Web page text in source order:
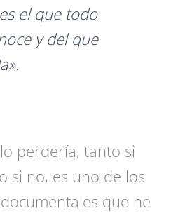
el que todo
y del que
perdería, tanto si
si no, es uno de los
que he